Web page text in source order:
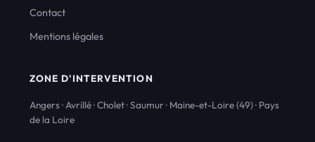
Contact
Mentions légales
ZONE D'INTERVENTION
Angers · Avrillé · Cholet · Saumur · Maine-et-Loire (49) · Pays
de la Loire